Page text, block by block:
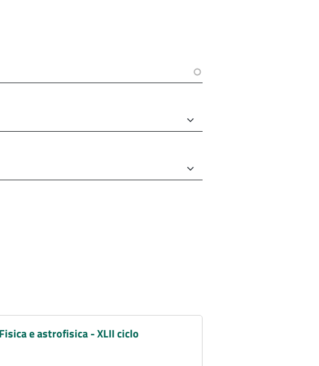
Fisica e astrofisica - XLII ciclo